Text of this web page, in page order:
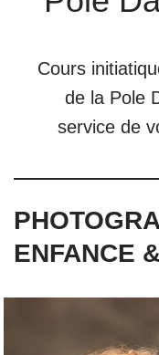
Cours
de la Pole
service de
ENFANCE